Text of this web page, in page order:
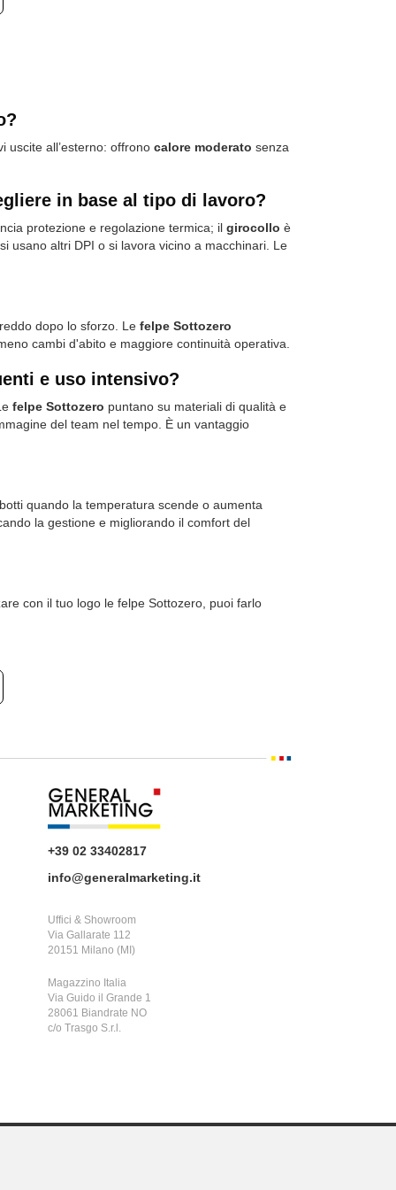
all’esterno: offrono calore moderato senza
in base al tipo di lavoro?
protezione e regolazione termica; il girocollo è
usano altri DPI o si lavora vicino a macchinari. Le
dopo lo sforzo. Le felpe Sottozero
cambi d'abito e maggiore continuità operativa.
e uso intensivo?
felpe Sottozero puntano su materiali di qualità e
del team nel tempo. È un vantaggio
quando la temperatura scende o aumenta
la gestione e migliorando il comfort del
con il tuo logo le felpe Sottozero, puoi farlo
+39 02 33402817
info@generalmarketing.it
Uffici & Showroom
Via Gallarate 112
20151 Milano (MI)
Magazzino Italia
Via Guido il Grande 1
28061 Biandrate NO
c/o Trasgo S.r.l.